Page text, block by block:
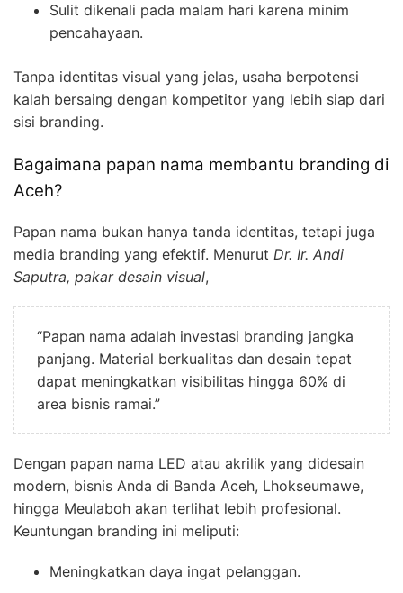
Sulit dikenali pada malam hari karena minim
pencahayaan.
Tanpa identitas visual yang jelas, usaha berpotensi
kalah bersaing dengan kompetitor yang lebih siap dari
sisi branding.
Bagaimana papan nama membantu branding di
Aceh?
Papan nama bukan hanya tanda identitas, tetapi juga
media branding yang efektif. Menurut Dr. Ir. Andi
Saputra, pakar desain visual,
“Papan nama adalah investasi branding jangka
panjang. Material berkualitas dan desain tepat
dapat meningkatkan visibilitas hingga 60% di
area bisnis ramai.”
Dengan papan nama LED atau akrilik yang didesain
modern, bisnis Anda di Banda Aceh, Lhokseumawe,
hingga Meulaboh akan terlihat lebih profesional.
Keuntungan branding ini meliputi:
Meningkatkan daya ingat pelanggan.